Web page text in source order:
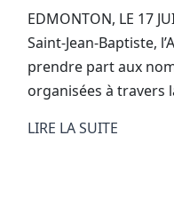
EDMONTON, LE 17
Saint-Jean-Baptiste,
prendre part aux
organisées à travers
LIRE LA SUITE